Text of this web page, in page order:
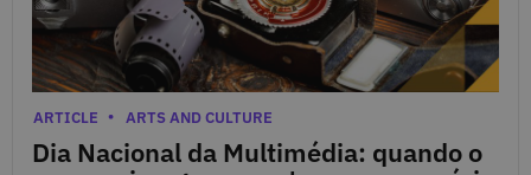
Dia Nacional da Multimédia: quando o
June 25, 2025
Categories
ARTICLE ARTS AND CULTURE